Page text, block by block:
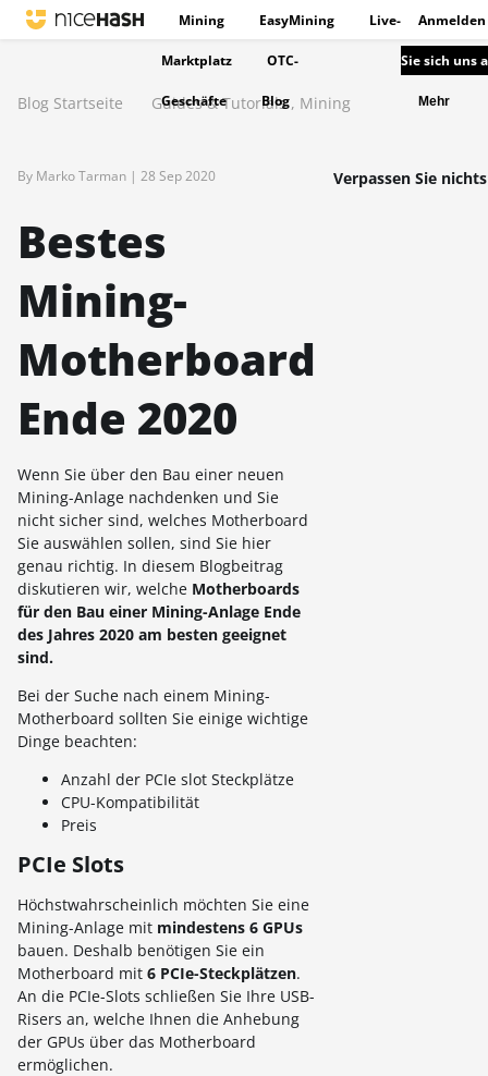
Mining EasyMining Live-
Marktplatz OTC-
Geschäfte Blog
Anmelden
Sie sich uns
Mehr
Blog Startseite Guides & Tutorials , Mining
By Marko Tarman | 28 Sep 2020
Bestes
Mining-
Motherboard
Ende 2020
Wenn Sie über den Bau einer neuen
Mining-Anlage nachdenken und Sie
nicht sicher sind, welches Motherboard
Sie auswählen sollen, sind Sie hier
genau richtig. In diesem Blogbeitrag
diskutieren wir, welche Motherboards
für den Bau einer Mining-Anlage Ende
des Jahres 2020 am besten geeignet
sind.
Bei der Suche nach einem Mining-
Motherboard sollten Sie einige wichtige
Dinge beachten:
Anzahl der PCIe slot Steckplätze
CPU-Kompatibilität
Preis
PCIe Slots
Höchstwahrscheinlich möchten Sie eine
Mining-Anlage mit mindestens 6 GPUs
bauen. Deshalb benötigen Sie ein
Motherboard mit 6 PCIe-Steckplätzen.
An die PCIe-Slots schließen Sie Ihre USB-
Risers an, welche Ihnen die Anhebung
der GPUs über das Motherboard
ermöglichen.
Verpassen Sie